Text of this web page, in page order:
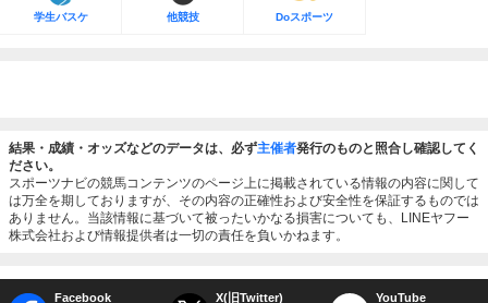
学生バスケ 他競技 Doスポーツ
結果・成績・オッズなどのデータは、必ず主催者発行のものと照合し確認してく
ださい。
スポーツナビの競馬コンテンツのページ上に掲載されている情報の内容に関して
は万全を期しておりますが、その内容の正確性および安全性を保証するものでは
ありません。当該情報に基づいて被ったいかなる損害についても、LINEヤフー
株式会社および情報提供者は一切の責任を負いかねます。
Facebook X(旧Twitter) YouTube